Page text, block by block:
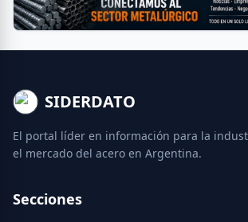
SIDERDATO
El portal líder en información para la
el mercado del acero en Argentina.
Secciones